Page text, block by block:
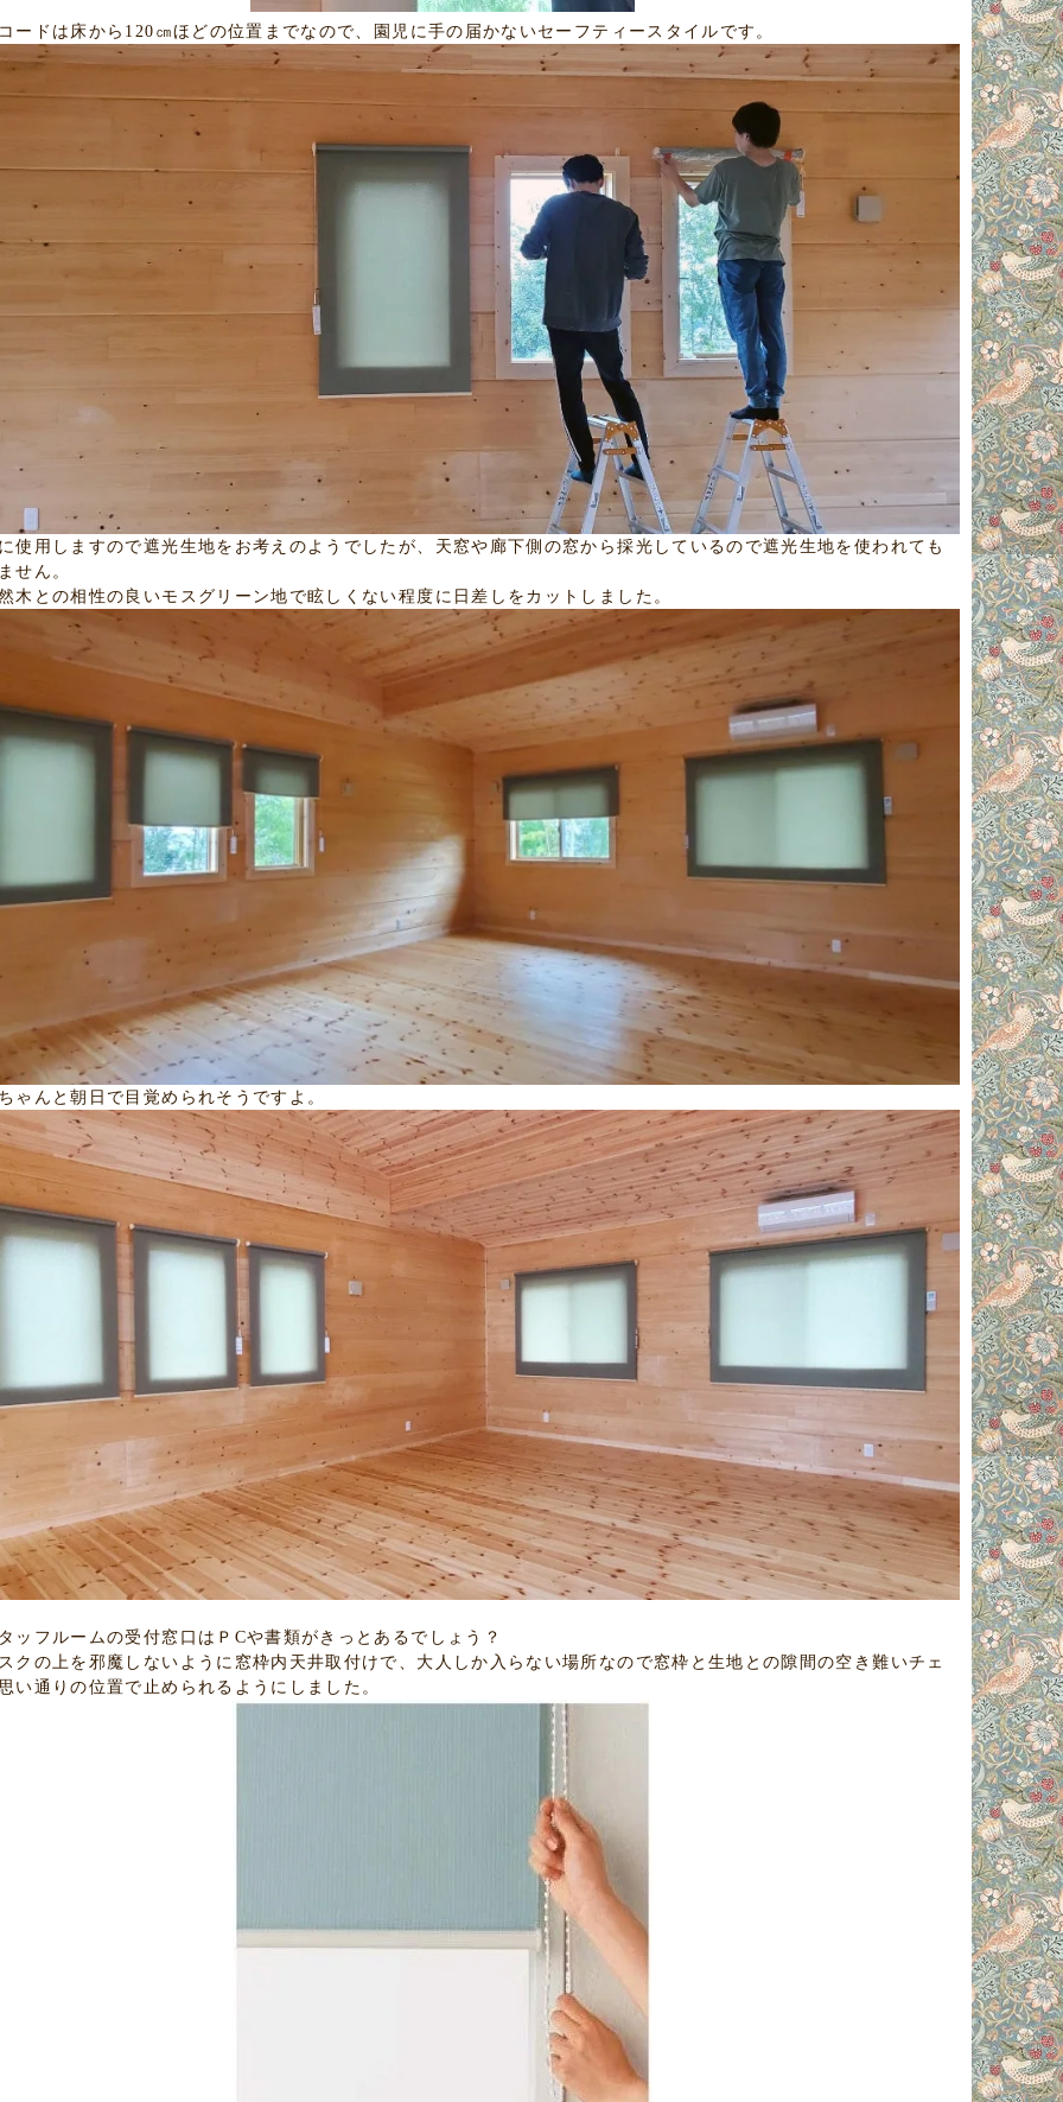
ードは床から120㎝ほどの位置までなので、園児に手の届かないセーフティースタイルです。
使用しますので遮光生地をお考えのようでしたが、天窓や廊下側の窓から採光しているので遮光生地を使われても
せん。
木との相性の良いモスグリーン地で眩しくない程度に日差しをカットしました。
ゃんと朝日で目覚められそうですよ。
ッフルームの受付窓口はＰCや書類がきっとあるでしょう？
クの上を邪魔しないように窓枠内天井取付けで、大人しか入らない場所なので窓枠と生地との隙間の空き難いチェ
い通りの位置で止められるようにしました。